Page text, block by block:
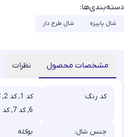
دسته‌بندی‌ها:
شال پاییزه شال طرح دار
مشخصات محصول نظرات
کد رنگ:
6, کد 7, کد 8, کد 9
جنس شال: بوکله